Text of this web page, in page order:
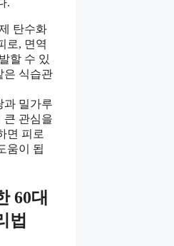
.
탄수화
로, 면역
할 수 있
은 식습관
과 밀가루
큰 관심을
면 피로
움이 됩
60대
법